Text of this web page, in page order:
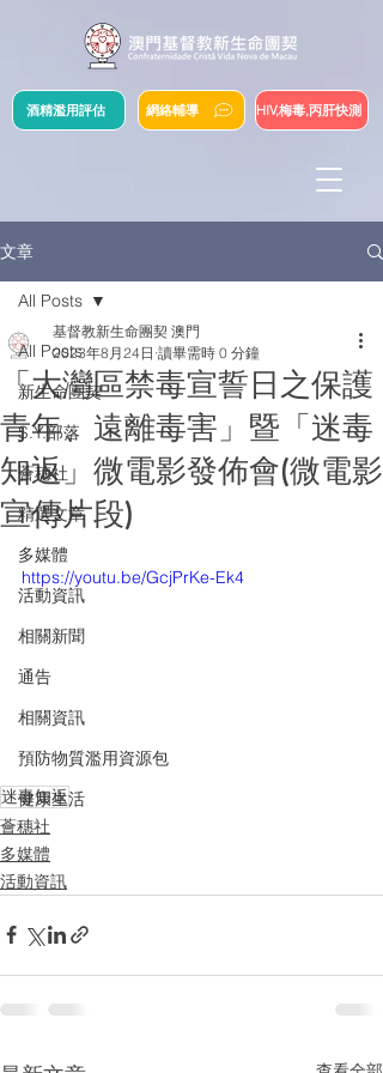
網絡輔導
酒精濫用評估 HIV,梅毒,丙肝快測
文章
All Posts
新生命團契
S.Y.部落
薈穗社
精選文章
多媒體
活動資訊
相關新聞
通告
相關資訊
預防物質濫用資源包
健康生活
All Posts
「大灣區禁毒宣誓日之保護
青年、遠離毒害」暨「迷毒
知返」微電影發佈會(微電影
宣傳片段)
基督教新生命團契 澳門
2023年8月24日 讀畢需時 0 分鐘
https://youtu.be/GcjPrKe-Ek4
迷毒知返
薈穗社
多媒體
活動資訊